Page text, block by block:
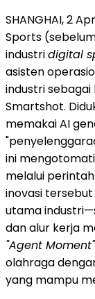
SHANGHAI, 2
Sports
industridigital
asisten
industri
Smartshot.
memakai AI
ini
melalui
inovasi
utama
dan alur kerja
"Agent Moment"
olahraga
yang mampu